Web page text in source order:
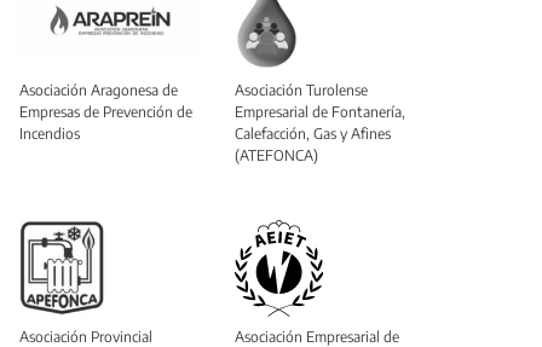
Asociación Aragonesa de
Empresas de Prevención de
Incendios
Asociación Turolense
Empresarial de Fontanería,
Calefacción, Gas y Afines
(ATEFONCA)
Asociación Provincial
Asociación Empresarial de